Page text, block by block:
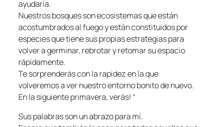
ayudaría.
Nuestros bosques son ecosistemas que están
acostumbrados al fuego y están constituidos por
especies que tiene sus propias estrategias para
volver a germinar, rebrotar y retomar su espacio
rápidamente.
Te sorprenderás con la rapidez en la que
volveremos a ver nuestro entorno bonito de nuevo.
En la siguiente primavera, verás! “
Sus palabras son un abrazo para mí.